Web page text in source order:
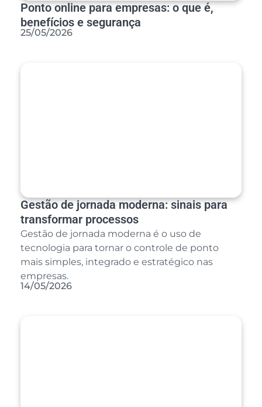
Ponto online para empresas: o que é,
benefícios e segurança
25/05/2026
Gestão de jornada moderna: sinais para
transformar processos
Gestão de jornada moderna é o uso de
tecnologia para tornar o controle de ponto
mais simples, integrado e estratégico nas
empresas.
14/05/2026